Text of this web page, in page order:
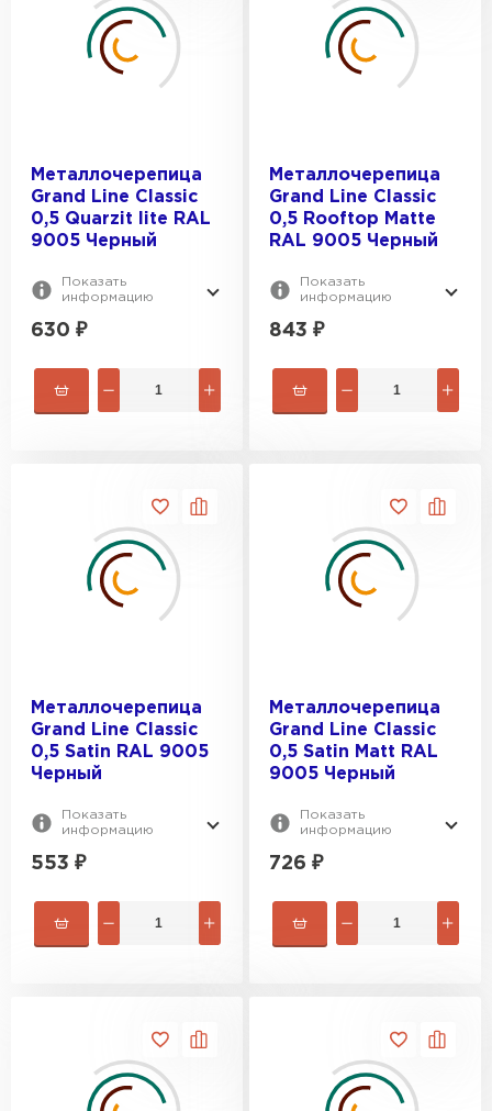
1180
ПОЛЕЗНАЯ ШИРИНА, ММ:
1125
1150
3.77
3.81
3.96
Металлочерепица
Grand Line Classic
0,5 Quarzit lite RAL
9005 Черный
Показать
информацию
630 ₽
Металлочерепица
Grand Line Classic
0,5 Rooftop Matte
RAL 9005 Черный
Показать
информацию
843 ₽
Металлочерепица
Grand Line Classic
0,5 Satin RAL 9005
Черный
Показать
информацию
553 ₽
Металлочерепица
Grand Line Classic
0,5 Satin Мatt RAL
9005 Черный
Показать
информацию
726 ₽